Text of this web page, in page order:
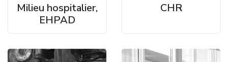
Milieu hospitalier,
EHPAD
CHR